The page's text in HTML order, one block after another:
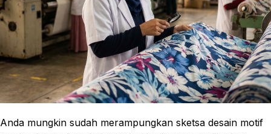
Anda mungkin sudah merampungkan sketsa desain motif